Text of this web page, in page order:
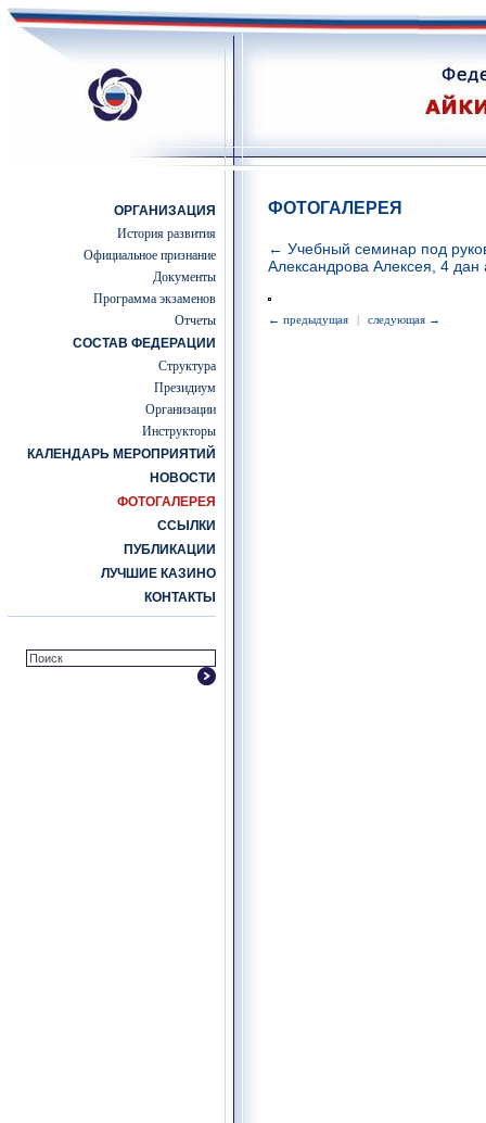
ОРГАНИЗАЦИЯ
История развития
Официальное признание
Документы
Программа экзаменов
Отчеты
СОСТАВ ФЕДЕРАЦИИ
Структура
Президиум
Организации
Инструкторы
КАЛЕНДАРЬ МЕРОПРИЯТИЙ
НОВОСТИ
ФОТОГАЛЕРЕЯ
ССЫЛКИ
ПУБЛИКАЦИИ
ЛУЧШИЕ КАЗИНО
КОНТАКТЫ
ФОТОГАЛЕРЕЯ
← Учебный семинар под
Александрова Алексея, 4 дан
← предыдущая | следующая →